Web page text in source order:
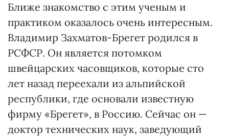
Ближе знакомство с этим ученым и
практиком оказалось очень интересным.
Владимир Захматов-Брегет родился в
РСФСР. Он является потомком
швейцарских часовщиков, которые сто
лет назад переехали из альпийской
республики, где основали известную
фирму «Брегет», в Россию. Сейчас он —
доктор технических наук, заведующий